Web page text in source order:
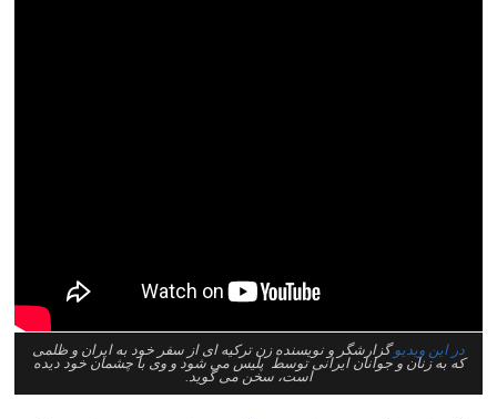
در این ویدیوگزارشگر و نویسنده زن ترکیه ای از سفر خود به ایران و ظلمی
که به زنان و جوانان ایرانی توسط پلیس می شود و وی با چشمان خود دیده
است، سخن می گوید.